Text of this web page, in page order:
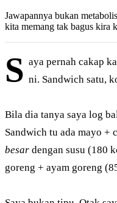
Jawapannya bukan
kita memang tak bagus kira
S aya pernah cakap
ni. Sandwich satu,
Bila dia tanya saya log
Sandwich tu ada mayo +
besar dengan susu (180
goreng + ayam goreng